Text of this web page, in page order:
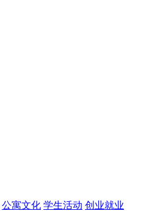
公寓文化 学生活动 创业就业